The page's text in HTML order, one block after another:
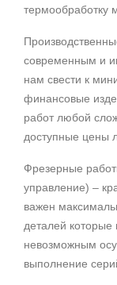
термообработку
современным и
нам свести к
финансовые
работ любой
доступные цены
Фрезерные
управление) –
важен
деталей
невозможным
выполнение